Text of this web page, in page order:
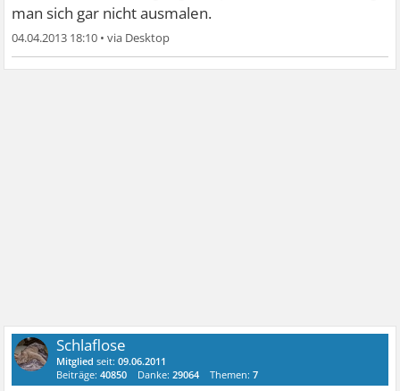
man sich gar nicht ausmalen.
04.04.2013 18:10 •
Schlaflose
Mitglied seit:09.06.2011
Beiträge:40850 Danke:29064 Themen:7